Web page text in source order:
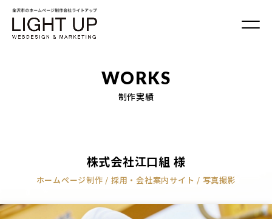
WORKS
制作実績
株式会社江口組 様
ホームページ制作 / 採用・会社案内サイト / 写真撮影